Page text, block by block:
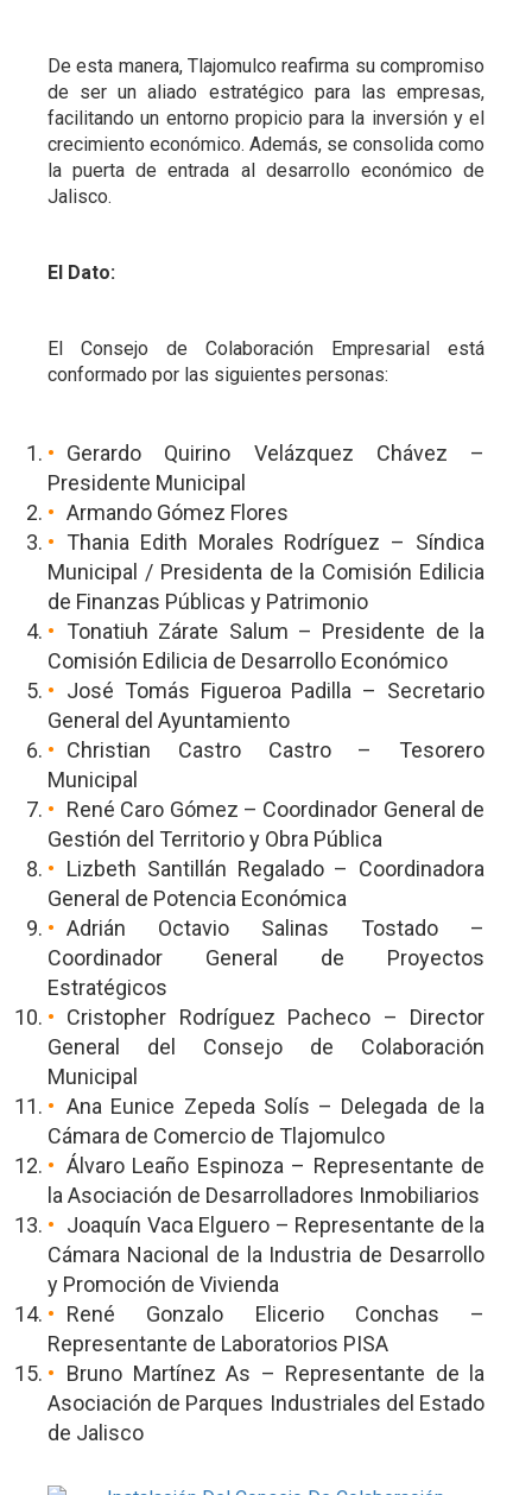
De esta manera, Tlajomulco reafirma su compromiso
de ser un aliado estratégico para las empresas,
facilitando un entorno propicio para la inversión y el
crecimiento económico. Además, se consolida como
la puerta de entrada al desarrollo económico de
Jalisco.
El Dato:
El Consejo de Colaboración Empresarial está
conformado por las siguientes personas:
Gerardo Quirino Velázquez Chávez –
Presidente Municipal
Armando Gómez Flores
Thania Edith Morales Rodríguez – Síndica
Municipal / Presidenta de la Comisión Edilicia
de Finanzas Públicas y Patrimonio
Tonatiuh Zárate Salum – Presidente de la
Comisión Edilicia de Desarrollo Económico
José Tomás Figueroa Padilla – Secretario
General del Ayuntamiento
Christian Castro Castro – Tesorero
Municipal
René Caro Gómez – Coordinador General de
Gestión del Territorio y Obra Pública
Lizbeth Santillán Regalado – Coordinadora
General de Potencia Económica
Adrián Octavio Salinas Tostado –
Coordinador General de Proyectos
Estratégicos
Cristopher Rodríguez Pacheco – Director
General del Consejo de Colaboración
Municipal
Ana Eunice Zepeda Solís – Delegada de la
Cámara de Comercio de Tlajomulco
Álvaro Leaño Espinoza – Representante de
la Asociación de Desarrolladores Inmobiliarios
Joaquín Vaca Elguero – Representante de la
Cámara Nacional de la Industria de Desarrollo
y Promoción de Vivienda
René Gonzalo Elicerio Conchas –
Representante de Laboratorios PISA
Bruno Martínez As – Representante de la
Asociación de Parques Industriales del Estado
de Jalisco